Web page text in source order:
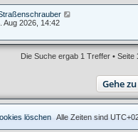
Aug 2026, 14:42
Die Suche ergab 1 Treffer • Seite
Gehe zu
Alle Zeiten sind
löschen